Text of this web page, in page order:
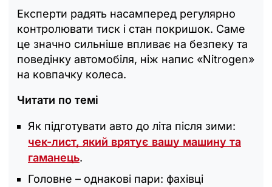
Експерти радять насамперед регулярно
контролювати тиск і стан покришок. Саме
це значно сильніше впливає на безпеку та
поведінку автомобіля, ніж напис «Nitrogen»
на ковпачку колеса.
Читати по темі
Як підготувати авто до літа після зими:
чек-лист, який врятує вашу машину та
гаманець.
Головне – однакові пари: фахівці